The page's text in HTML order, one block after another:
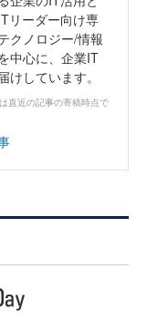
リーダー向け専
クノロジー/情報
中心に、企業IT
しています。
直近の記事の寄稿時点で